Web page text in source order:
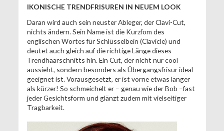
IKONISCHE TRENDFRISUREN IN NEUEM LOOK
Daran wird auch sein neuster Ableger, der Clavi-Cut,
nichts ändern. Sein Name ist die Kurzfom des
englischen Wortes für Schlüsselbein (Clavicle) und
deutet auch gleich auf die richtige Länge dieses
Trendhaarschnitts hin. Ein Cut, der nicht nur cool
aussieht, sondern besonders als Übergangsfrisur ideal
geeignet ist. Vorausgesetzt, er ist vorne etwas länger
als kürzer! So schmeichelt er – genau wie der Bob –fast
jeder Gesichtsform und glänzt zudem mit vielseitiger
Tragbarkeit.